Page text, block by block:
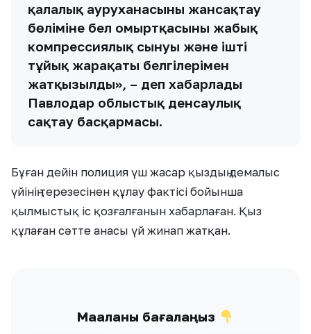
қалалық ауруханасының жансақтау
бөліміне бел омыртқасының жабық
компрессиялық сынуы және іштің
тұйық жарақаты белгілерімен
жатқызылды», – деп хабарлады
Павлодар облыстық денсаулық
сақтау басқармасы.
Бұған дейін полиция үш жасар қыздың демалыс
үйінің терезесінен құлау фактісі бойынша
қылмыстық іс қозғалғанын хабарлаған. Қыз
құлаған сәтте анасы үй жинап жатқан.
Мақаланы бағалаңыз